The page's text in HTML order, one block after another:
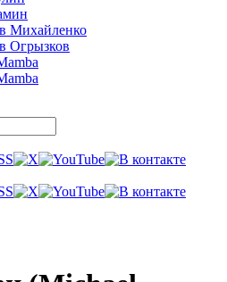
Михайленко
Огрызков